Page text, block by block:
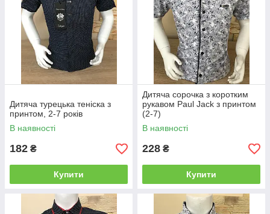
Дитяча турецька теніска з
принтом, 2-7 років
В наявності
182 ₴
Купити
Дитяча сорочка з коротким
рукавом Paul Jack з принтом
(2-7)
В наявності
228 ₴
Купити